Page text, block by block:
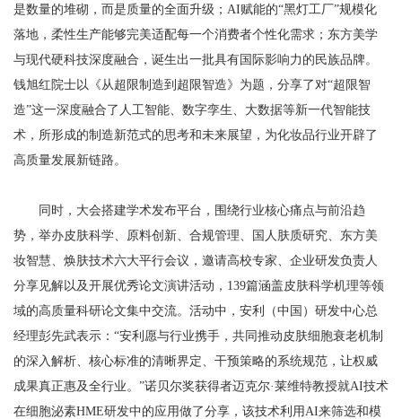
是数量的堆砌，而是质量的全面升级；AI赋能的“黑灯工厂”规模化
落地，柔性生产能够完美适配每一个消费者个性化需求；东方美学
与现代硬科技深度融合，诞生出一批具有国际影响力的民族品牌。
钱旭红院士以《从超限制造到超限智造》为题，分享了对“超限智
造”这一深度融合了人工智能、数字孪生、大数据等新一代智能技
术，所形成的制造新范式的思考和未来展望，为化妆品行业开辟了
高质量发展新链路。
同时，大会搭建学术发布平台，围绕行业核心痛点与前沿趋
势，举办皮肤科学、原料创新、合规管理、国人肤质研究、东方美
妆智慧、焕肤技术六大平行会议，邀请高校专家、企业研发负责人
分享见解以及开展优秀论文演讲活动，139篇涵盖皮肤科学机理等领
域的高质量科研论文集中交流。活动中，安利（中国）研发中心总
经理彭先武表示：“安利愿与行业携手，共同推动皮肤细胞衰老机制
的深入解析、核心标准的清晰界定、干预策略的系统规范，让权威
成果真正惠及全行业。”诺贝尔奖获得者迈克尔·莱维特教授就AI技术
在细胞泌素HME研发中的应用做了分享，该技术利用AI来筛选和模